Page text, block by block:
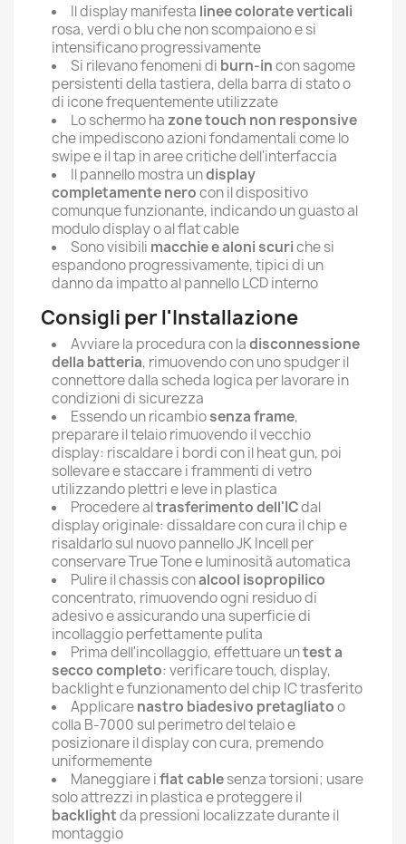
Il display manifesta linee colorate verticali
rosa, verdi o blu che non scompaiono e si
intensificano progressivamente
Si rilevano fenomeni di burn-incon sagome
persistenti della tastiera, della barra di stato o
di icone frequentemente utilizzate
Lo schermo ha zone touch non responsive
che impediscono azioni fondamentali come lo
swipe e il tap in aree critiche dell'interfaccia
Il pannello mostra undisplay
completamente nerocon il dispositivo
comunque funzionante, indicando un guasto al
modulo display o al flat cable
Sono visibili macchie e aloni scuriche si
espandono progressivamente, tipici di un
danno da impatto al pannello LCD interno
Consigli per l'Installazione
Avviare la procedura con ladisconnessione
della batteria, rimuovendo con uno spudger il
connettore dalla scheda logica per lavorare in
condizioni di sicurezza
Essendo un ricambiosenza frame,
preparare il telaio rimuovendo il vecchio
display: riscaldare i bordi con il heat gun, poi
sollevare e staccare i frammenti di vetro
utilizzando plettri e leve in plastica
Procedere altrasferimento dell'ICdal
display originale: dissaldare con cura il chip e
risaldarlo sul nuovo pannello JK Incell per
conservare True Tone e luminosità automatica
Pulire il chassis conalcool isopropilico
concentrato, rimuovendo ogni residuo di
adesivo e assicurando una superficie di
incollaggio perfettamente pulita
Prima dell'incollaggio, effettuare untest a
secco completo: verificare touch, display,
backlight e funzionamento del chip IC trasferito
Applicarenastro biadesivo pretagliatoo
colla B-7000 sul perimetro del telaio e
posizionare il display con cura, premendo
uniformemente
Maneggiare iflat cablesenza torsioni; usare
solo attrezzi in plastica e proteggere il
backlightda pressioni localizzate durante il
montaggio